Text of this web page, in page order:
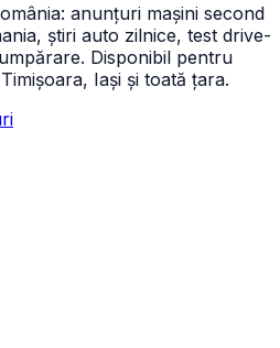
anunțuri mașini second
știri auto zilnice, test drive-
Disponibil pentru
Iași și toată țara.